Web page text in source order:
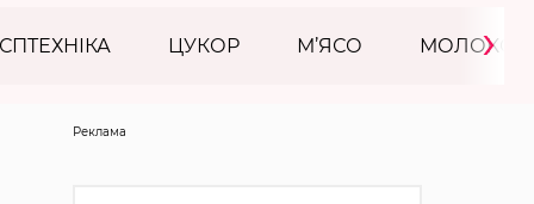
ЦУКОР М’ЯСО МОЛОКО
›
Реклама